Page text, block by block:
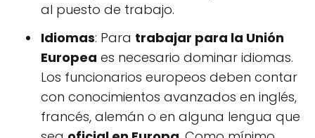
al puesto de trabajo.
Idiomas: Para trabajar para la Unión
Europea es necesario dominar idiomas.
Los funcionarios europeos deben contar
con conocimientos avanzados en inglés,
francés, alemán o en alguna lengua que